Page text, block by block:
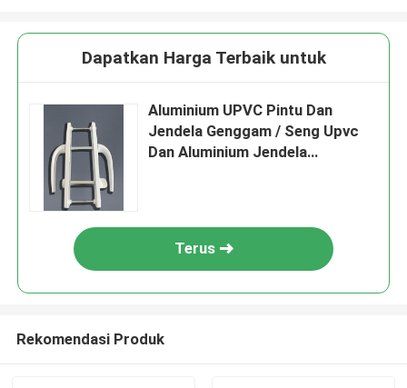
Dapatkan Harga Terbaik untuk
Aluminium UPVC Pintu Dan
Jendela Genggam / Seng Upvc
Dan Aluminium Jendela
Terus
Rekomendasi Produk